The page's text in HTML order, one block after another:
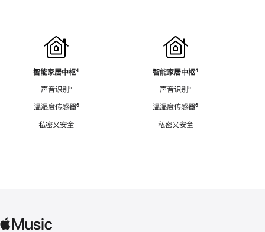
智能家居中枢脚
⁴
声音识别脚
⁵
温湿度传感器脚
⁶
私密又安全
智能家居中枢脚
⁴
声音识别脚
⁵
温湿度传感器脚
⁶
私密又安全